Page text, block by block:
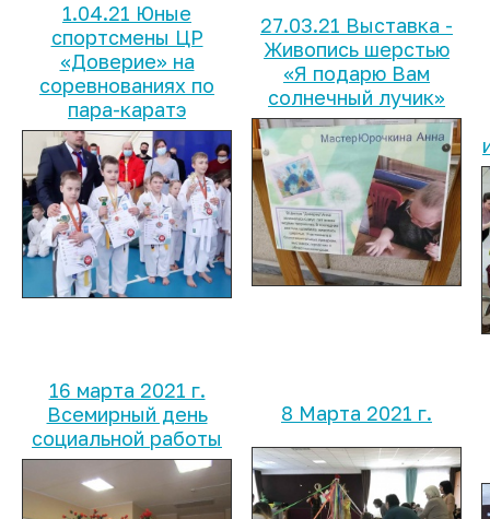
1.04.21 Юные
спортсмены ЦР
«Доверие» на
соревнованиях по
пара-каратэ
27.03.21 Выставка -
Живопись шерстью
«Я подарю Вам
солнечный лучик»
16 марта 2021 г.
Всемирный день
социальной работы
8 Марта 2021 г.